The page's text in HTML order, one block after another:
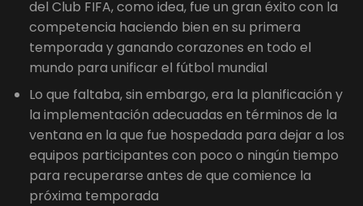
del Club FIFA, como idea, fue un gran éxito con la
competencia haciendo bien en su primera
temporada y ganando corazones en todo el
mundo para unificar el fútbol mundial
Lo que faltaba, sin embargo, era la planificación y
la implementación adecuadas en términos de la
ventana en la que fue hospedada para dejar a los
equipos participantes con poco o ningún tiempo
para recuperarse antes de que comience la
próxima temporada